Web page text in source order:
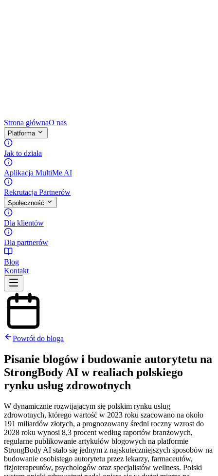
Strona głównaO nas
Platforma
Jak to działa
Aplikacja MultiMe AI
Rekrutacja Partnerów
Społeczność
Dla klientów
Dla partnerów
Blog
Kontakt
Powrót do bloga
Pisanie blogów i budowanie autorytetu na
StrongBody AI w realiach polskiego
rynku usług zdrowotnych
W dynamicznie rozwijającym się polskim rynku usług
zdrowotnych, którego wartość w 2023 roku szacowano na około
191 miliardów złotych, a prognozowany średni roczny wzrost do
2028 roku wynosi 8,3 procent według raportów branżowych,
regularne publikowanie artykułów blogowych na platformie
StrongBody AI stało się jednym z najskuteczniejszych sposobów na
budowanie osobistego autorytetu przez lekarzy, farmaceutów,
fizjoterapeutów, psychologów oraz specjalistów wellness. Polski